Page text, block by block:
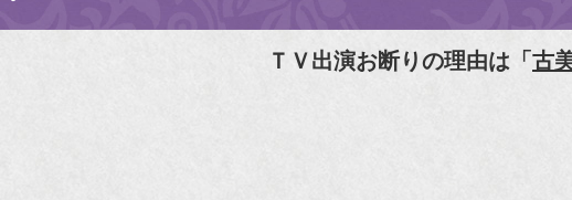
『樋口可南
ＴＶ出演お断りの理由は「 古